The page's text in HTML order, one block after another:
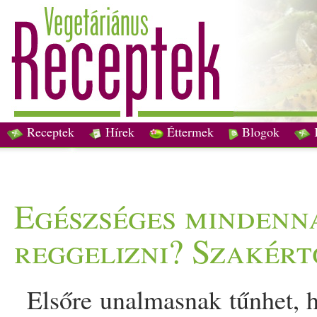
Receptek Hírek Éttermek Blogok
Egészséges
reggelizni?
Elsőre unalmasnak tűnhet,